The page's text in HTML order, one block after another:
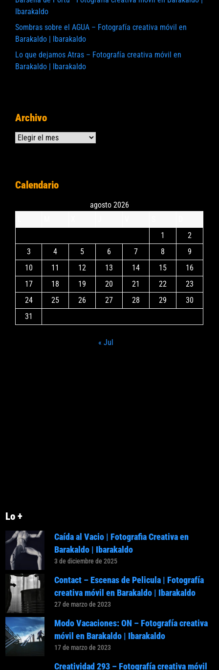
Ibarakaldo
Sombras sobre el AGUA – Fotografía creativa móvil en
Barakaldo | Ibarakaldo
Lo que dejamos Atras – Fotografía creativa móvil en
Barakaldo | Ibarakaldo
Archivo
Archivos
Calendario
agosto 2026
1
2
3
4 5 6 7 8
9
10
11 12 13 14 15
16
17
18 19 20 21 22
23
24
25 26 27 28 29
30
31
« Jul
Lo +
Caída al Vacio | Fotografia Creativa en
Barakaldo | Ibarakaldo
3 de diciembre de 2025
Contact – Escenas de Pelicula | Fotografía
creativa móvil en Barakaldo | Ibarakaldo
27 de marzo de 2023
Modo Vacaciones: ON – Fotografía creativa
móvil en Barakaldo | Ibarakaldo
17 de marzo de 2023
Creatividad 293 – Fotografía creativa móvil